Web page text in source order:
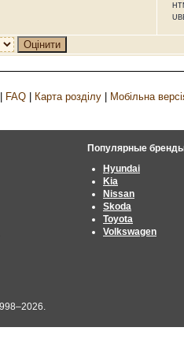
FAQ Карта розділу Мобільна
Популярные
Hyundai
Kia
Nissan
Skoda
Toyota
Volkswagen